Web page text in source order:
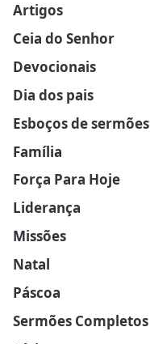
Artigos
Ceia do Senhor
Devocionais
Dia dos pais
Esboços de sermões
Família
Força Para Hoje
Liderança
Missões
Natal
Páscoa
Sermões Completos